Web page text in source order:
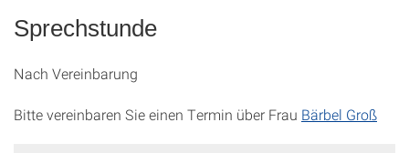
Sprechstunde
Nach Vereinbarung
Bitte vereinbaren Sie einen Termin über Frau Bärbel Groß